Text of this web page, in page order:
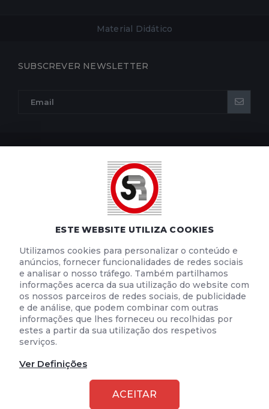
ESTE WEBSITE UTILIZA COOKIES
Utilizamos cookies para personalizar o conteúdo e
anúncios, fornecer funcionalidades de redes sociais
e analisar o nosso tráfego. Também partilhamos
informações acerca da sua utilização do website com
os nossos parceiros de redes sociais, de publicidade
e de análise, que podem combinar com outras
informações que lhes forneceu ou recolhidas por
estes a partir da sua utilização dos respetivos
serviços.
Ver Definições
ACEITAR
Material Didático
SUBSCREVER NEWSLETTER
POLÍTICA DE COOKIES
TERMOS E CONDIÇÕES DE UTILIZAÇÃO